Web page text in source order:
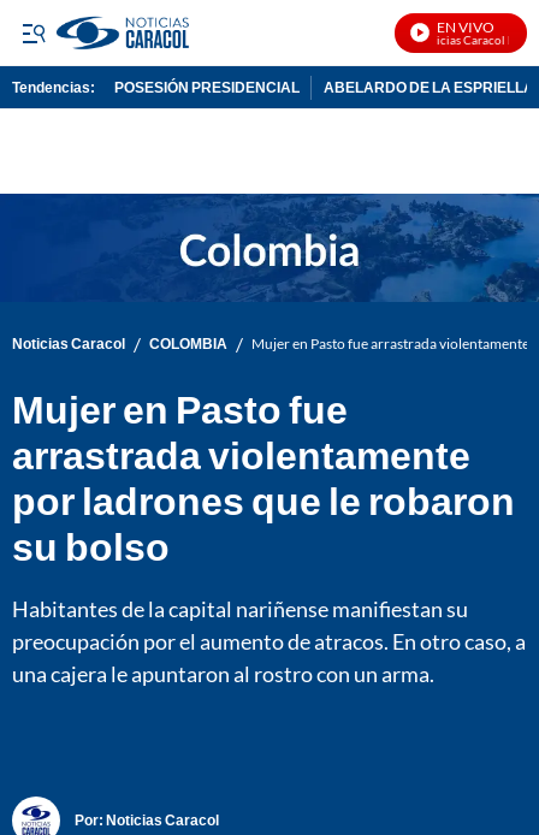
EN VIVO
Noticias Caracol En
Tendencias: POSESIÓN PRESIDENCIAL ABELARDO DE LA ESPRIELLA
Noticias Caracol / COLOMBIA / Mujer en Pasto fue arrastrada violentamente
Mujer en Pasto fue
arrastrada violentamente
por ladrones que le robaron
su bolso
Habitantes de la capital nariñense manifiestan su
preocupación por el aumento de atracos. En otro caso, a
una cajera le apuntaron al rostro con un arma.
Por: Noticias Caracol